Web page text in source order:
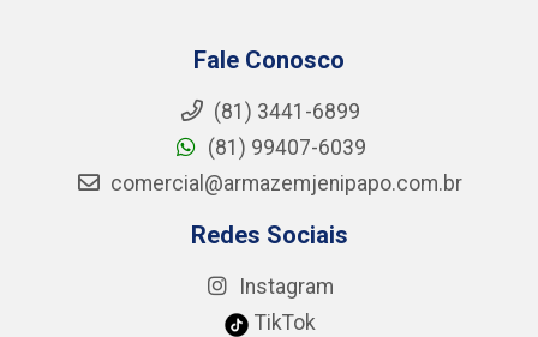
Fale Conosco
(81) 3441-6899
(81) 99407-6039
comercial@armazemjenipapo.com.br
Redes Sociais
Instagram
TikTok